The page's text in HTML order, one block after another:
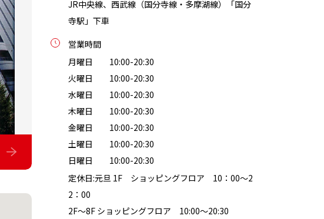
JR中央線、西武線（国分寺線・多摩湖線）「国分
寺駅」下車
営業時間
月曜日 10:00-20:30
火曜日 10:00-20:30
水曜日 10:00-20:30
木曜日 10:00-20:30
金曜日 10:00-20:30
土曜日 10:00-20:30
日曜日 10:00-20:30
定休日:元旦 1F ショッピングフロア 10：00～2
2：00
2F～8F ショッピングフロア 10:00～20:30